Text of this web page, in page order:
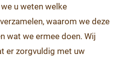
u weten welke
waarom we deze
wat we ermee doen. Wij
er zorgvuldig met uw